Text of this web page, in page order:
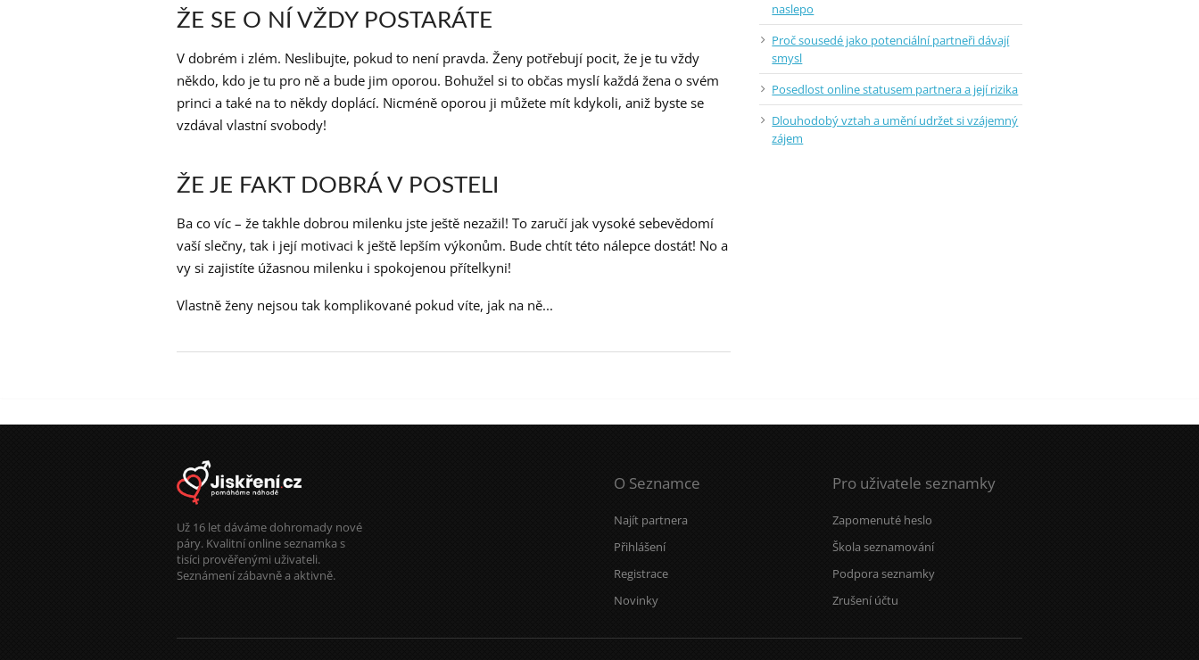
ŽE SE O NÍ VŽDY POSTARÁTE
V dobrém i zlém. Neslibujte, pokud to není pravda. Ženy potřebují pocit, že je tu vždy
někdo, kdo je tu pro ně a bude jim oporou. Bohužel si to občas myslí každá žena o svém
princi a také na to někdy doplácí. Nicméně oporou ji můžete mít kdykoli, aniž byste se
vzdával vlastní svobody!
ŽE JE FAKT DOBRÁ V POSTELI
Ba co víc – že takhle dobrou milenku jste ještě nezažil! To zaručí jak vysoké sebevědomí
vaší slečny, tak i její motivaci k ještě lepším výkonům. Bude chtít této nálepce dostát! No a
vy si zajistíte úžasnou milenku i spokojenou přítelkyni!
Vlastně ženy nejsou tak komplikované pokud víte, jak na ně...
naslepo
Proč sousedé jako potenciální partneři dávají
smysl
Posedlost online statusem partnera a její rizika
Dlouhodobý vztah a umění udržet si vzájemný
zájem
Už 16 let dáváme dohromady nové
páry. Kvalitní online seznamka s
tisíci prověřenými uživateli.
Seznámení zábavně a aktivně.
O Seznamce
Najít partnera
Přihlášení
Registrace
Novinky
Pro uživatele seznamky
Zapomenuté heslo
Škola seznamování
Podpora seznamky
Zrušení účtu